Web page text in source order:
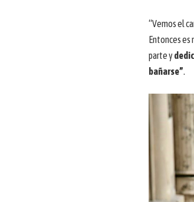
“Vemos el
Entonces es
parte y
bañarse”.